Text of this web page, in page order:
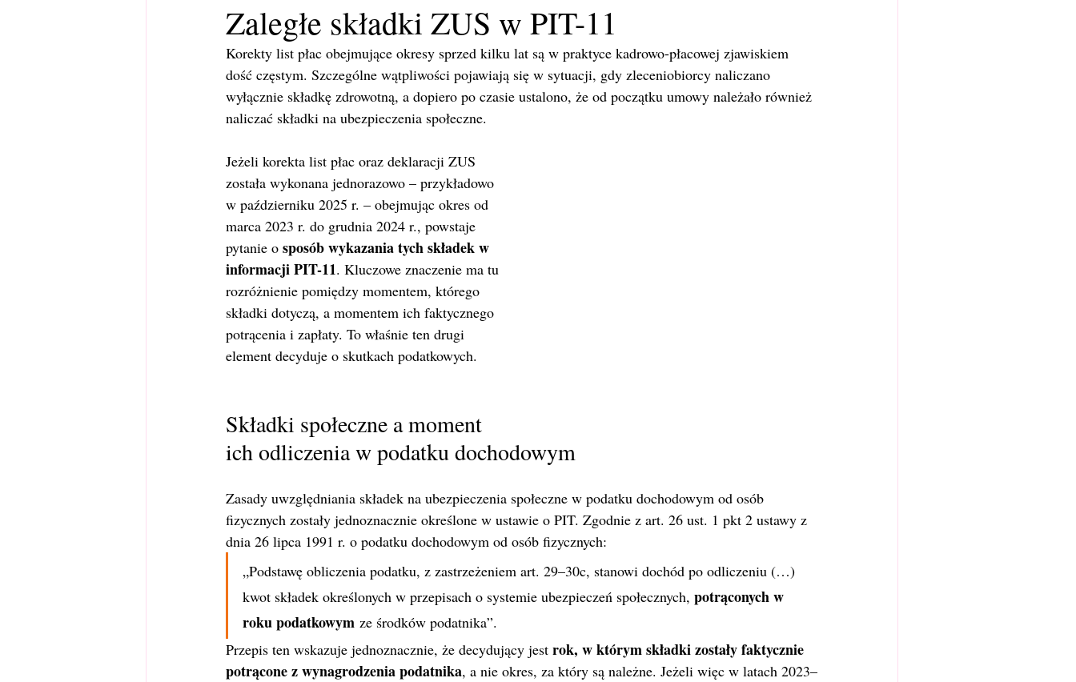
Zaległe składki ZUS w PIT-11
Korekty list płac obejmujące okresy sprzed kilku lat są w praktyce kadrowo-płacowej zjawiskiem
dość częstym. Szczególne wątpliwości pojawiają się w sytuacji, gdy zleceniobiorcy naliczano
wyłącznie składkę zdrowotną, a dopiero po czasie ustalono, że od początku umowy należało również
naliczać składki na ubezpieczenia społeczne.
Jeżeli korekta list płac oraz deklaracji ZUS
została wykonana jednorazowo – przykładowo
w październiku 2025 r. – obejmując okres od
marca 2023 r. do grudnia 2024 r., powstaje
pytanie o sposób wykazania tych składek w
informacji PIT-11. Kluczowe znaczenie ma tu
rozróżnienie pomiędzy momentem, którego
składki dotyczą, a momentem ich faktycznego
potrącenia i zapłaty. To właśnie ten drugi
element decyduje o skutkach podatkowych.
Składki społeczne a moment
ich odliczenia w podatku dochodowym
Zasady uwzględniania składek na ubezpieczenia społeczne w podatku dochodowym od osób
fizycznych zostały jednoznacznie określone w ustawie o PIT. Zgodnie z art. 26 ust. 1 pkt 2 ustawy z
dnia 26 lipca 1991 r. o podatku dochodowym od osób fizycznych:
„Podstawę obliczenia podatku, z zastrzeżeniem art. 29–30c, stanowi dochód po odliczeniu (…)
kwot składek określonych w przepisach o systemie ubezpieczeń społecznych, potrąconych w
roku podatkowym ze środków podatnika”.
Przepis ten wskazuje jednoznacznie, że decydujący jest rok, w którym składki zostały faktycznie
potrącone z wynagrodzenia podatnika, a nie okres, za który są należne. Jeżeli więc w latach 2023–